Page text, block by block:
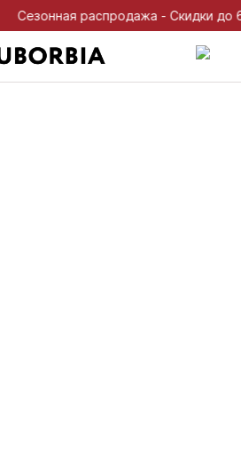
Сезонная распродажа - Скидки до 60%